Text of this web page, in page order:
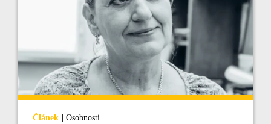
Článek | Osobnosti